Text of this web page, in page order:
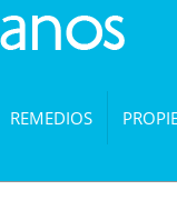
REMEDIOS